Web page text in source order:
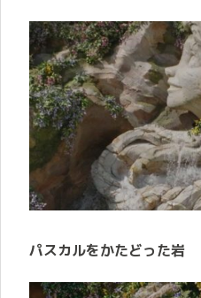
パスカルをかたどった岩